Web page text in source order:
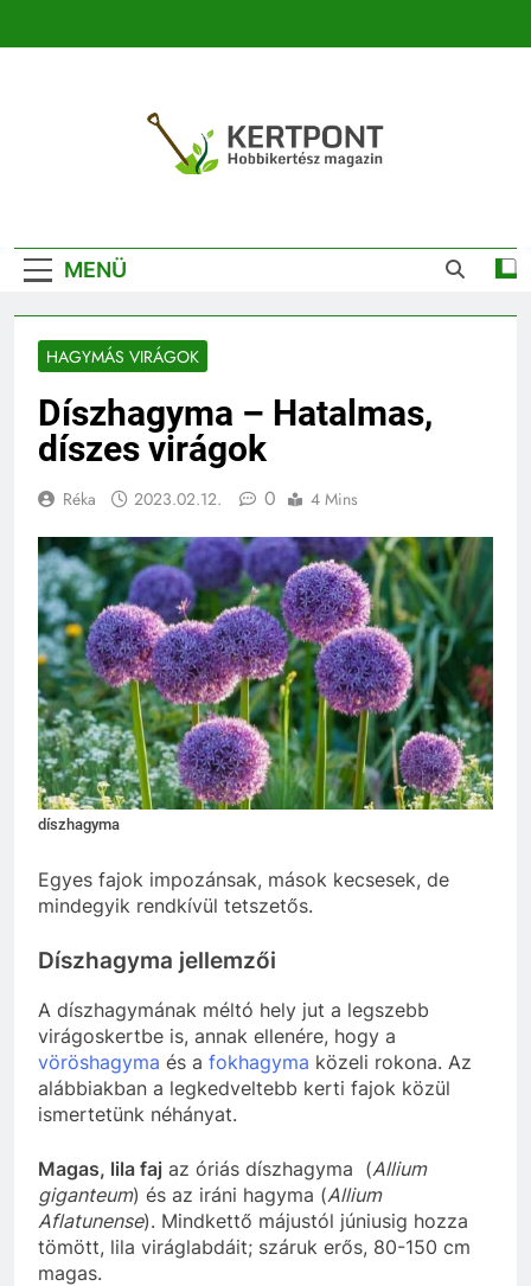
Kertészeti
Magazin |
Növénykereső És
Növényhatározó
MENÜ
HAGYMÁS VIRÁGOK
Díszhagyma – Hatalmas,
díszes virágok
Réka 2023.02.12. 0 4 Mins
díszhagyma
Egyes fajok impozánsak, mások kecsesek, de
mindegyik rendkívül tetszetős.
Díszhagyma jellemzői
A díszhagymának méltó hely jut a legszebb
virágoskertbe is, annak ellenére, hogy a
vöröshagyma és a fokhagyma közeli rokona. Az
alábbiakban a legkedveltebb kerti fajok közül
ismertetünk néhányat.
Magas, lila faj az óriás díszhagyma (Allium
giganteum) és az iráni hagyma (Allium
Aflatunense). Mindkettő májustól júniusig hozza
tömött, lila viráglabdáit; száruk erős, 80-150 cm
magas.